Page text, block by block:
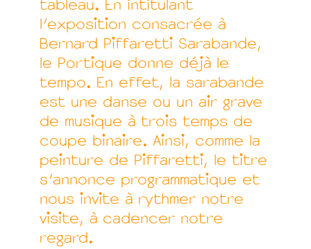
tableau. En intitulant
l'exposition consacrée à
Bernard Piffaretti Sarabande,
le Portique donne déjà le
tempo. En effet, la sarabande
est une danse ou un air grave
de musique à trois temps de
coupe binaire. Ainsi, comme la
peinture de Piffaretti, le titre
s'annonce programmatique et
nous invite à rythmer notre
visite, à cadencer notre
regard.